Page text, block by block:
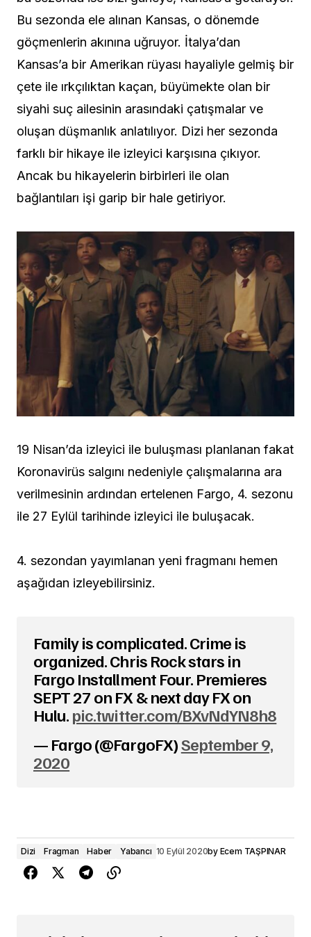
Bu sezonda ele alınan Kansas, o dönemde
göçmenlerin akınına uğruyor. İtalya’dan
Kansas’a bir Amerikan rüyası hayaliyle gelmiş bir
çete ile ırkçılıktan kaçan, büyümekte olan bir
siyahi suç ailesinin arasındaki çatışmalar ve
oluşan düşmanlık anlatılıyor. Dizi her sezonda
farklı bir hikaye ile izleyici karşısına çıkıyor.
Ancak bu hikayelerin birbirleri ile olan
bağlantıları işi garip bir hale getiriyor.
19 Nisan’da izleyici ile buluşması planlanan fakat
Koronavirüs salgını nedeniyle çalışmalarına ara
verilmesinin ardından ertelenen Fargo, 4. sezonu
ile 27 Eylül tarihinde izleyici ile buluşacak.
4. sezondan yayımlanan yeni fragmanı hemen
aşağıdan izleyebilirsiniz.
Family is complicated. Crime is
organized. Chris Rock stars in
Fargo Installment Four. Premieres
SEPT 27 on FX & next day FX on
Hulu. pic.twitter.com/BXvNdYN8h8
— Fargo (@FargoFX)September 9,
2020
Dizi Fragman Haber Yabancı 10 Eylül 2020by Ecem TAŞPINAR